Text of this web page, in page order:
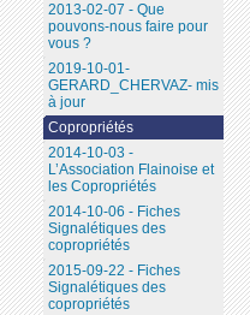
2013-02-07 - Que
pouvons-nous faire pour
vous ?
2019-10-01-
GERARD_CHERVAZ- mis
à jour
Copropriétés
2014-10-03 -
L’Association Flainoise et
les Copropriétés
2014-10-06 - Fiches
Signalétiques des
copropriétés
2015-09-22 - Fiches
Signalétiques des
copropriétés